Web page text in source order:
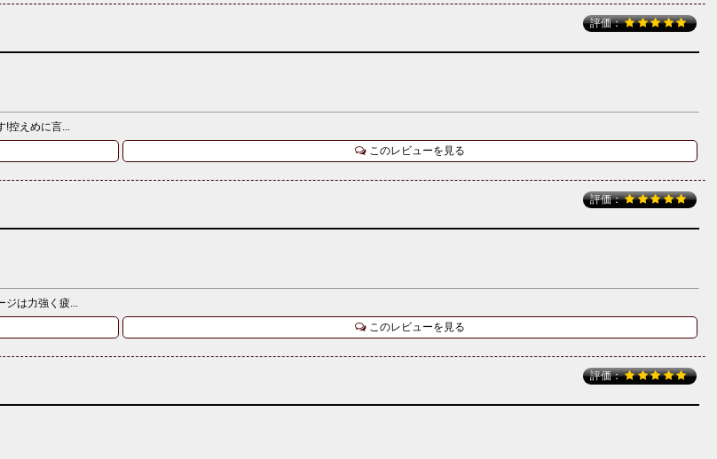
評価：
!控えめに言...
このレビューを見る
評価：
ジは力強く疲...
このレビューを見る
評価：